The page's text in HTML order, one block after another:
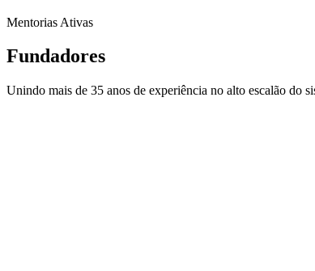
Mentorias Ativas
Fundadores
Unindo mais de 35 anos de experiência no alto escalão do